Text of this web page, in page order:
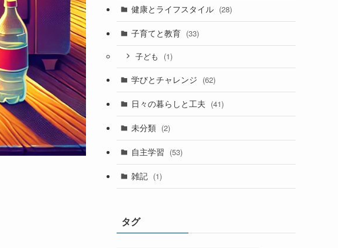
健康とライフスタイル (28)
子育てと教育 (33)
子ども (1)
学びとチャレンジ (62)
日々の暮らしと工夫 (41)
未分類 (2)
自主学習 (53)
雑記 (1)
タグ